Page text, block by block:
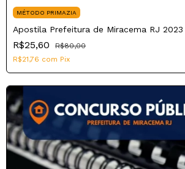
MÉTODO PRIMAZIA
Apostila Prefeitura de Miracema RJ
R$25,60
R$80,00
R$21,76 com Pix